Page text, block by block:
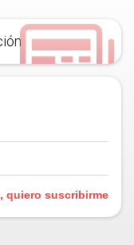
quiero suscribirme